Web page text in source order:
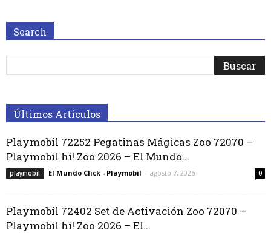
Search
Últimos Artículos
Playmobil 72252 Pegatinas Mágicas Zoo 72070 –
Playmobil hi! Zoo 2026 – El Mundo...
playmobil El Mundo Click - Playmobil - agosto 7, 2026 0
Playmobil 72402 Set de Activación Zoo 72070 –
Playmobil hi! Zoo 2026 – El...